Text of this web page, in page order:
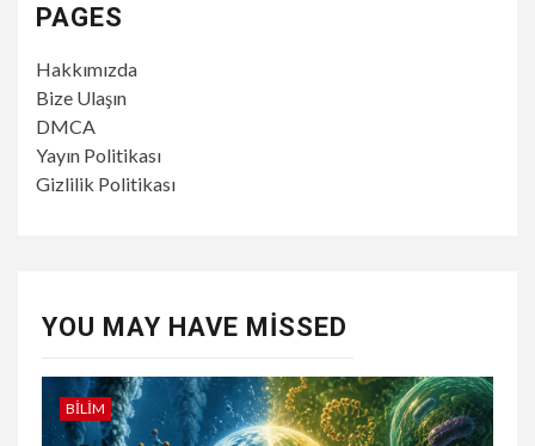
PAGES
Hakkımızda
Bize Ulaşın
DMCA
Yayın Politikası
Gizlilik Politikası
YOU MAY HAVE MISSED
BILIM